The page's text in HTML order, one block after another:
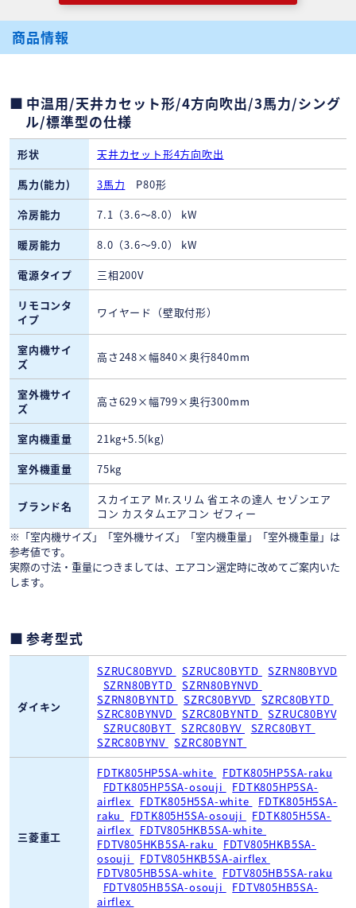
商品情報
中温用/天井カセット形/4方向吹出/3馬力/シング
ル/標準型の仕様
形状
天井カセット形4方向吹出
馬力(能力)
3馬力 P80形
冷房能力
7.1（3.6～8.0） kW
暖房能力
8.0（3.6～9.0） kW
電源タイプ
三相200V
リモコンタ
イプ
ワイヤード（壁取付形）
室内機サイ
ズ
高さ248×幅840×奥行840mm
室外機サイ
ズ
高さ629×幅799×奥行300mm
室内機重量
21kg+5.5(kg)
室外機重量
75kg
ブランド名
スカイエア Mr.スリム 省エネの達人 セゾンエア
コン カスタムエアコン ゼフィー
※「室内機サイズ」「室外機サイズ」「室内機重量」「室外機重量」は
参考値です。
実際の寸法・重量につきましては、エアコン選定時に改めてご案内いた
します。
参考型式
ダイキン
SZRUC80BYVD SZRUC80BYTD
SZRN80BYVD
SZRN80BYTD
SZRN80BYNVD
SZRN80BYNTD
SZRC80BYVD
SZRC80BYTD
SZRC80BYNVD
SZRC80BYNTD
SZRUC80BYV
SZRUC80BYT
SZRC80BYV
SZRC80BYT
SZRC80BYNV
SZRC80BYNT
三菱重工
FDTK805HP5SA-white
FDTK805HP5SA-raku
FDTK805HP5SA-osouji
FDTK805HP5SA-
airflex
FDTK805H5SA-white
FDTK805H5SA-
raku
FDTK805H5SA-osouji
FDTK805H5SA-
airflex
FDTV805HKB5SA-white
FDTV805HKB5SA-raku
FDTV805HKB5SA-
osouji
FDTV805HKB5SA-airflex
FDTV805HB5SA-white
FDTV805HB5SA-raku
FDTV805HB5SA-osouji
FDTV805HB5SA-
airflex